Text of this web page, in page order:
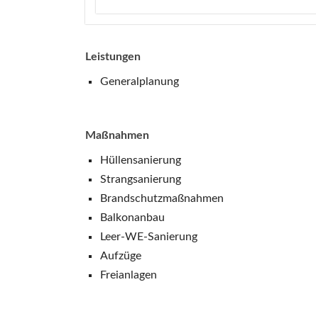
Leistungen
Generalplanung
Maßnahmen
Hüllensanierung
Strangsanierung
Brandschutzmaßnahmen
Balkonanbau
Leer-WE-Sanierung
Aufzüge
Freianlagen